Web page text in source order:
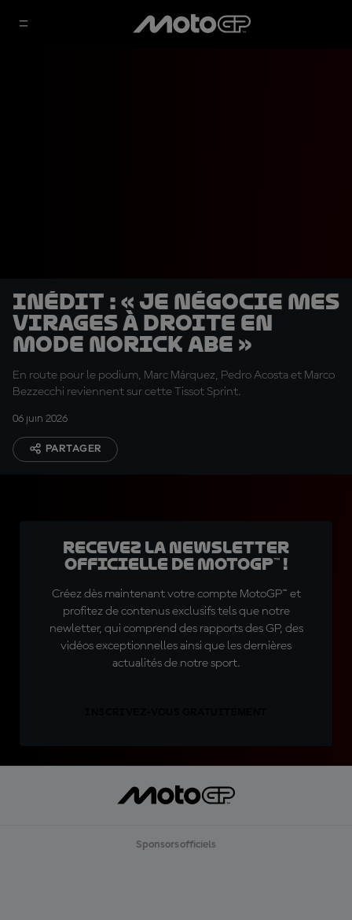
INÉDIT : « Je négocie mes
virages à droite en
mode Norick Abe »
En route pour le podium, Marc Márquez, Pedro Acosta et Marco
Bezzecchi reviennent sur cette Tissot Sprint.
06 juin 2026
PARTAGER
Recevez la Newsletter
officielle de MotoGP™ !
Créez dès maintenant votre compte MotoGP™ et
profitez de contenus exclusifs tels que notre
newletter, qui comprend des rapports des GP, des
vidéos exceptionnelles ainsi que les dernières
actualités de notre sport.
Sponsors officiels